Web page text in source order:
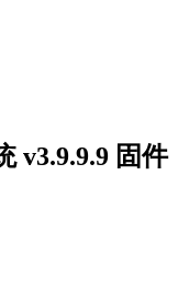
v3.9.9.9 固件